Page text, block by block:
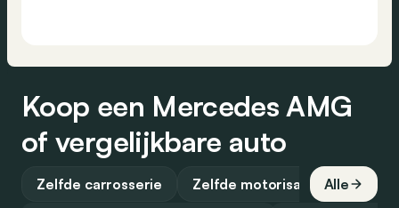
Koop een Mercedes AMG
of vergelijkbare auto
Zelfde carrosserie Zelfde motorisatie Alle